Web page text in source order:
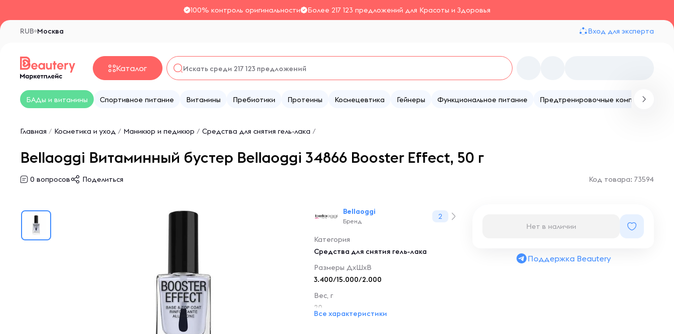
100% контроль оригинальности Более 217 123 предложений для Красоты и Здоровья
Москва
RUB Вход для эксперта
Каталог
БАДы и витамины Спортивное питание Витамины Пребиотики Протеины Космецевтика Гейнеры Функциональное питание Предтренировочные комплексы
Главная / Косметика и уход / Маникюр и педикюр / Средства для снятия гель-лака /
Bellaoggi Витаминный бустер Bellaoggi 34866 Booster Effect, 50 г
0 вопросов Поделиться Код товара: 73594
Bellaoggi
Бренд
2
Категория
Средства для снятия гель-лака
Размеры ДхШхВ
3.400/15.000/2.000
Вес, г
20
Все характеристики
Нет в наличии
Поддержка Beautery